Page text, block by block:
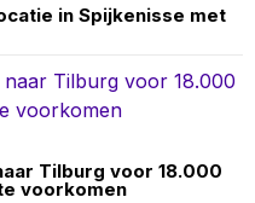
in Spijkenisse met
Tilburg voor 18.000
voorkomen